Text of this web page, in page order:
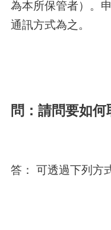
為本所保管者）。
通訊方式為之。
問：請問要如
答： 可透過下列方